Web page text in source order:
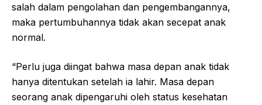
salah dalam pengolahan dan pengembangannya,
maka pertumbuhannya tidak akan secepat anak
normal.
“Perlu juga diingat bahwa masa depan anak tidak
hanya ditentukan setelah ia lahir. Masa depan
seorang anak dipengaruhi oleh status kesehatan